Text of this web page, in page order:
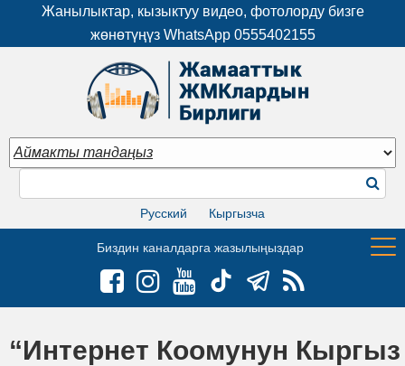
Жанылыктар, кызыктуу видео, фотолорду бизге
жөнөтүңүз WhatsApp 0555402155
Русский Кыргызча
Биздин каналдарга жазылыңыздар
“Интернет Коомунун